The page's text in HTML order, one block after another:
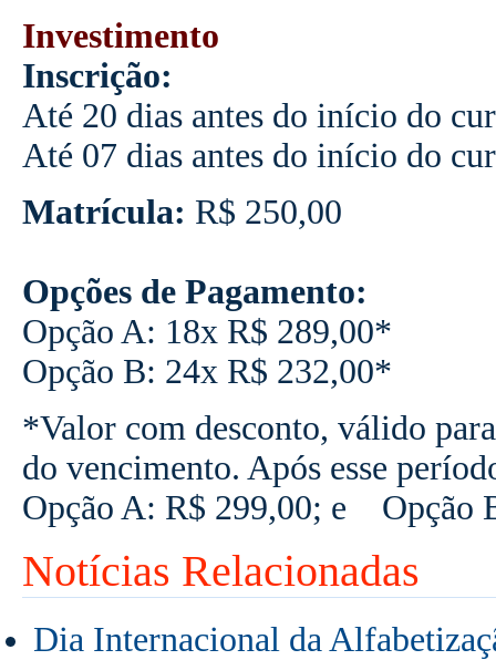
Investimento
Inscrição:
Até 20 dias antes do início do
Até 07 dias antes do início do
Matrícula: R$ 250,00
Opções de Pagamento:
Opção A: 18x R$ 289,00*
Opção B: 24x R$ 232,00*
*Valor com desconto, válido
do vencimento. Após esse
Opção A: R$ 299,00; e
Notícias Relacionadas
Dia Internacional da